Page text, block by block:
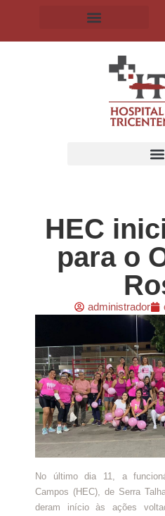
HEC
para o
administrador
No último dia 11, a
Campos (HEC), de Serra
deram início às ações